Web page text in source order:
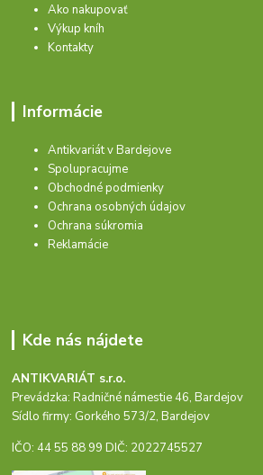
Ako nakupovať
Výkup kníh
Kontakty
Informácie
Antikvariát v Bardejove
Spolupracujme
Obchodné podmienky
Ochrana osobných údajov
Ochrana súkromia
Reklamácie
Kde nás nájdete
ANTIKVARIÁT s.r.o.
Prevádzka: Radničné námestie 46, Bardejov
Sídlo firmy: Gorkého 573/2, Bardejov
IČO: 44 55 88 99 DIČ: 2022745527